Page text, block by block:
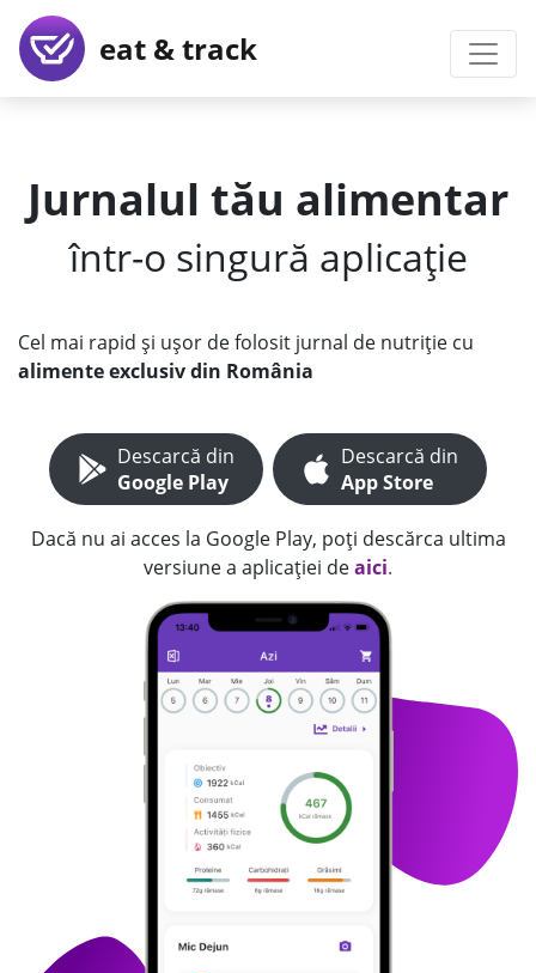
eat & track
Jurnalul tău alimentar
într-o singură aplicație
Cel mai rapid și ușor de folosit jurnal de nutriție cu
alimente exclusiv din România
Descarcă din
Google Play
Descarcă din
App Store
Dacă nu ai acces la Google Play, poți descărca ultima
versiune a aplicației deaici.